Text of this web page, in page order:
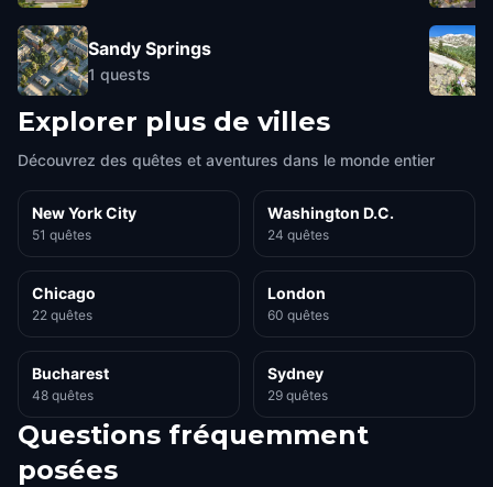
Sandy Springs
1 quests
Explorer plus de villes
Découvrez des quêtes et aventures dans le monde entier
New York City
51 quêtes
Washington D.C.
24 quêtes
Chicago
22 quêtes
London
60 quêtes
Bucharest
48 quêtes
Sydney
29 quêtes
Questions fréquemment
posées